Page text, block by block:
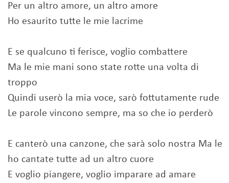
Per un altro amore, un altro amore
Ho esaurito tutte le mie lacrime
E se qualcuno ti ferisce, voglio combattere
Ma le mie mani sono state rotte una volta di
troppo
Quindi userò la mia voce, sarò fottutamente rude
Le parole vincono sempre, ma so che io perderò
E canterò una canzone, che sarà solo nostra Ma le
ho cantate tutte ad un altro cuore
E voglio piangere, voglio imparare ad amare